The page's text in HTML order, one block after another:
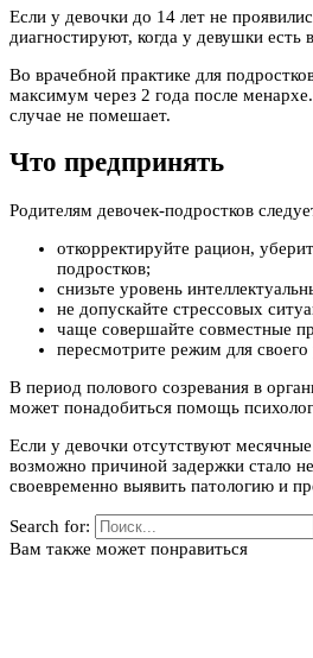
Если у девочки до 14 лет не
диагностируют, когда у девушки есть
Во врачебной практике для
максимум через 2 года после
случае не помешает.
Что предпринять
Родителям девочек-подростков
откорректируйте рацион,
подростков;
снизьте уровень
не допускайте стрессовых
чаще совершайте совместные
пересмотрите режим для
В период полового созревания в
может понадобиться помощь
Если у девочки отсутствуют
возможно причиной задержки стало
своевременно выявить патологию и
Search for:
Вам также может понравиться